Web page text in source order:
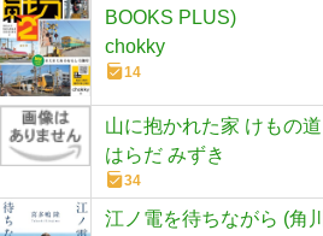
BOOKS PLUS)
chokky
14
山に抱かれた家 けもの道
はらだ みずき
34
江ノ電を待ちながら (角